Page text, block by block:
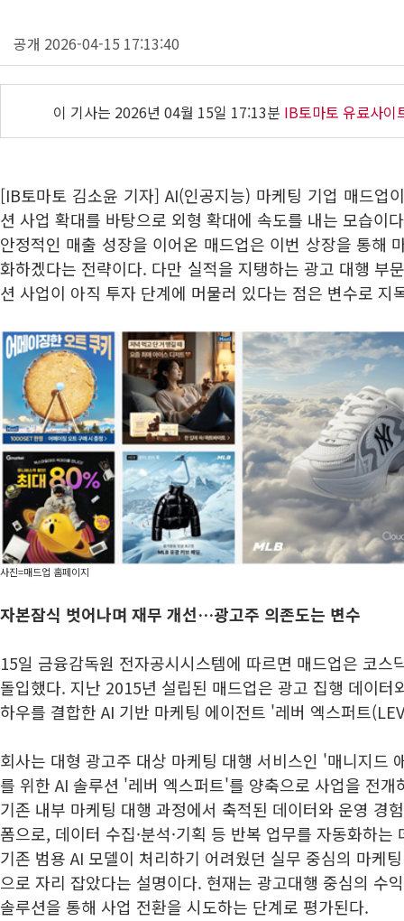
공개 2026-04-15 17:13:40
이 기사는 2026년 04월 15일 17:13분 IB토마토 유료사이
[IB토마토 김소윤 기자] AI(인공지능) 마케팅 기업 매드업
션 사업 확대를 바탕으로 외형 확대에 속도를 내는 모습이
안정적인 매출 성장을 이어온 매드업은 이번 상장을 통해
화하겠다는 전략이다. 다만 실적을 지탱하는 광고 대행 부
션 사업이 아직 투자 단계에 머물러 있다는 점은 변수로 지
사진=매드업 홈페이지
자본잠식 벗어나며 재무 개선…광고주 의존도는 변수
15일 금융감독원 전자공시시스템에 따르면 매드업은 코스
돌입했다. 지난 2015년 설립된 매드업은 광고 집행 데이터
하우를 결합한 AI 기반 마케팅 에이전트 '레버 엑스퍼트
회사는 대형 광고주 대상 마케팅 대행 서비스인 '매니지드
를 위한 AI 솔루션 '레버 엑스퍼트'를 양축으로 사업을 전개
기존 내부 마케팅 대행 과정에서 축적된 데이터와 운영 경
폼으로, 데이터 수집·분석·기획 등 반복 업무를 자동화하
기존 범용 AI 모델이 처리하기 어려웠던 실무 중심의 마케
으로 자리 잡았다는 설명이다. 현재는 광고대행 중심의 수
솔루션을 통해 사업 전환을 시도하는 단계로 평가된다.